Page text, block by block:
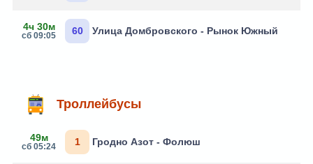
4ч 30м
сб 09:05 60 Улица Домбровского - Рынок Южный
Троллейбусы
49м
сб 05:24 1 Гродно Азот - Фолюш